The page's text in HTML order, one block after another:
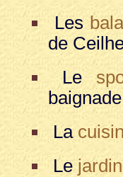
Les
de
Le
La
Le